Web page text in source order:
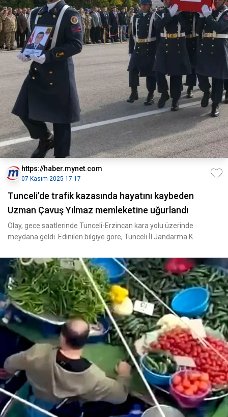
https://haber.mynet.com
07 Kasım 2025 17:17
Tunceli’de trafik kazasında hayatını kaybeden
Uzman Çavuş Yılmaz memleketine uğurlandı
Olay, gece saatlerinde Tunceli-Erzincan kara yolu üzerinde
meydana geldi. Edinilen bilgiye göre, Tunceli İl Jandarma K